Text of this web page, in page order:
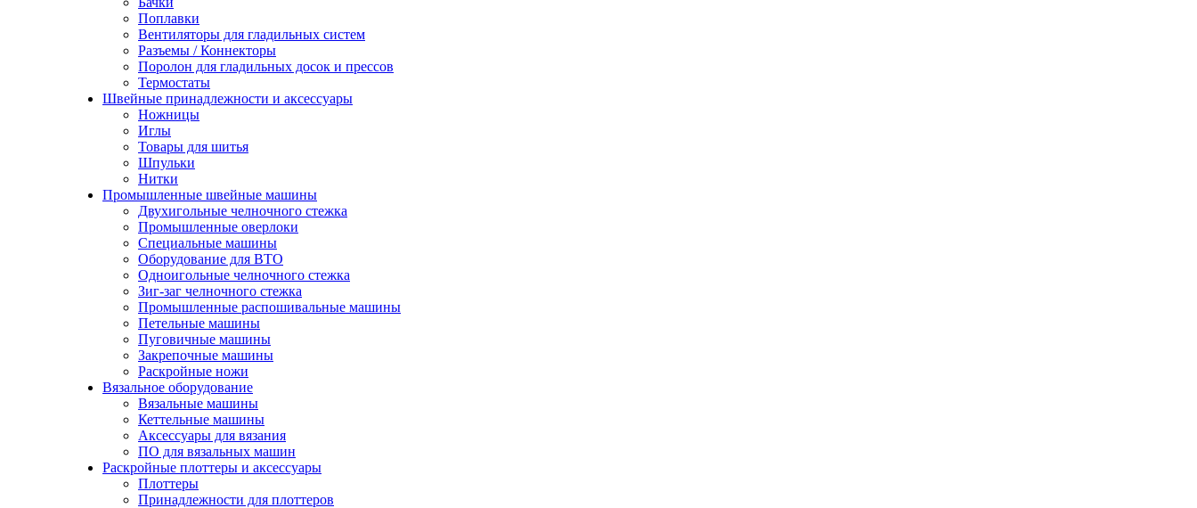
Поплавки
Вентиляторы для гладильных систем
Разъемы / Коннекторы
Поролон для гладильных досок и прессов
Термостаты
Швейные принадлежности и аксессуары
Ножницы
Иглы
Товары для шитья
Шпульки
Нитки
Промышленные швейные машины
Двухигольные челночного стежка
Промышленные оверлоки
Специальные машины
Оборудование для ВТО
Одноигольные челночного стежка
Зиг-заг челночного стежка
Промышленные распошивальные машины
Петельные машины
Пуговичные машины
Закрепочные машины
Раскройные ножи
Вязальное оборудование
Вязальные машины
Кеттельные машины
Аксессуары для вязания
ПО для вязальных машин
Раскройные плоттеры и аксессуары
Плоттеры
Принадлежности для плоттеров